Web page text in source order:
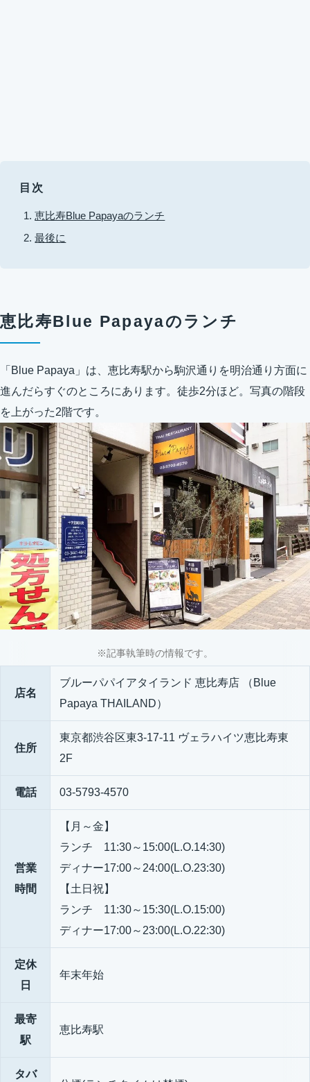
目次
恵比寿Blue Papayaのランチ
最後に
恵比寿Blue Papayaのランチ
「Blue Papaya」は、恵比寿駅から駒沢通りを明治通り方面に
進んだらすぐのところにあります。徒歩2分ほど。写真の階段
を上がった2階です。
※記事執筆時の情報です。
店名
ブルーパパイアタイランド 恵比寿店 （Blue
Papaya THAILAND）
住所
東京都渋谷区東3-17-11 ヴェラハイツ恵比寿東
2F
電話 03-5793-4570
営業
時間
【月～金】
ランチ 11:30～15:00(L.O.14:30)
ディナー17:00～24:00(L.O.23:30)
【土日祝】
ランチ 11:30～15:30(L.O.15:00)
ディナー17:00～23:00(L.O.22:30)
定休
日
年末年始
最寄
駅
恵比寿駅
タバ